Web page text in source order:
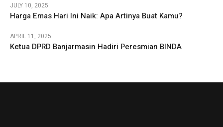
JULY 10, 2025
Harga Emas Hari Ini Naik: Apa Artinya Buat Kamu?
APRIL 11, 2025
Ketua DPRD Banjarmasin Hadiri Peresmian BINDA